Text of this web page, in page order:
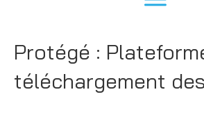
Protégé :
téléchargement